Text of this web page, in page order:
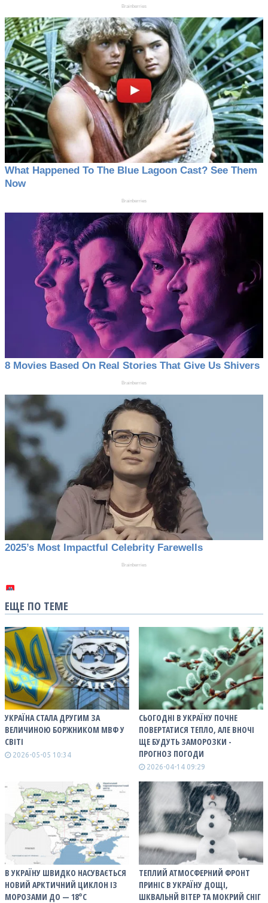
ЕЩЕ ПО ТЕМЕ
УКРАЇНА СТАЛА ДРУГИМ ЗА
ВЕЛИЧИНОЮ БОРЖНИКОМ МВФ У
СВІТІ
2026-05-05 10:34
СЬОГОДНІ В УКРАЇНУ ПОЧНЕ
ПОВЕРТАТИСЯ ТЕПЛО, АЛЕ ВНОЧІ
ЩЕ БУДУТЬ ЗАМОРОЗКИ -
ПРОГНОЗ ПОГОДИ
2026-04-14 09:29
В УКРАЇНУ ШВИДКО НАСУВАЄТЬСЯ
НОВИЙ АРКТИЧНИЙ ЦИКЛОН ІЗ
МОРОЗАМИ ДО — 18°С
ТЕПЛИЙ АТМОСФЕРНИЙ ФРОНТ
ПРИНІС В УКРАЇНУ ДОЩІ,
ШКВАЛЬНЙ ВІТЕР ТА МОКРИЙ СНІГ